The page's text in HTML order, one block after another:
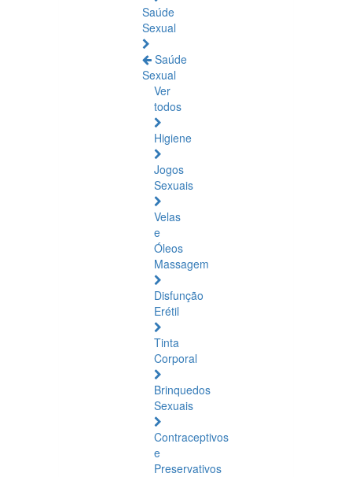
Saúde
Sexual
Saúde
Sexual
Ver
todos
Higiene
Jogos
Sexuais
Velas
e
Óleos
Massagem
Disfunção
Erétil
Tinta
Corporal
Brinquedos
Sexuais
Contraceptivos
e
Preservativos